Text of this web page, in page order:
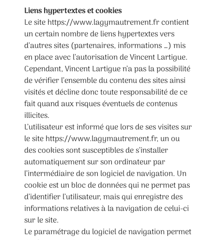
Liens hypertextes et cookies
Le site https://www.lagymautrement.fr contient
un certain nombre de liens hypertextes vers
d’autres sites (partenaires, informations …) mis
en place avec l’autorisation de Vincent Lartigue.
Cependant, Vincent Lartigue n’a pas la possibilité
de vérifier l’ensemble du contenu des sites ainsi
visités et décline donc toute responsabilité de ce
fait quand aux risques éventuels de contenus
illicites.
L’utilisateur est informé que lors de ses visites sur
le site https://www.lagymautrement.fr, un ou
des cookies sont susceptibles de s’installer
automatiquement sur son ordinateur par
l’intermédiaire de son logiciel de navigation. Un
cookie est un bloc de données qui ne permet pas
d’identifier l’utilisateur, mais qui enregistre des
informations relatives à la navigation de celui-ci
sur le site.
Le paramétrage du logiciel de navigation permet